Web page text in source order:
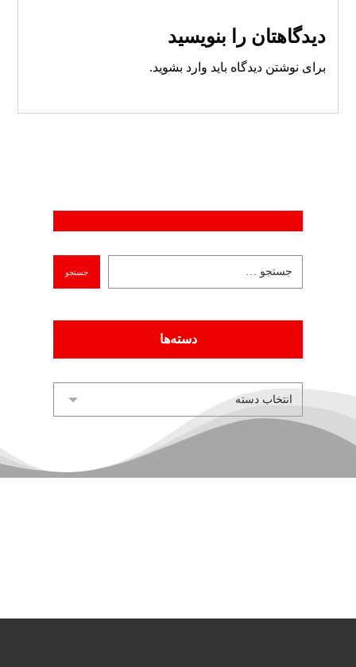
دیدگاهتان را بنویسید
برای نوشتن دیدگاه باید وارد بشوید.
دسته‌ها